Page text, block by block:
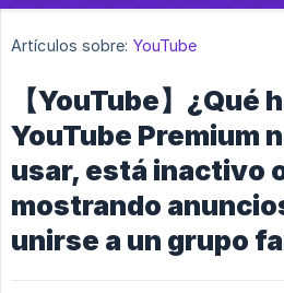
Artículos sobre: YouTube
【YouTube】¿Qué
YouTube Premium
usar, está inactivo
mostrando
unirse a un grupo